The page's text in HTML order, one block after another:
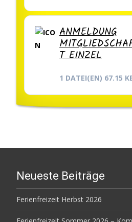
ANMELDUNG
T EINZEL
1 DATEI(EN) 67.15
Neueste Beiträge
Ferienfreizeit Herbst 2026